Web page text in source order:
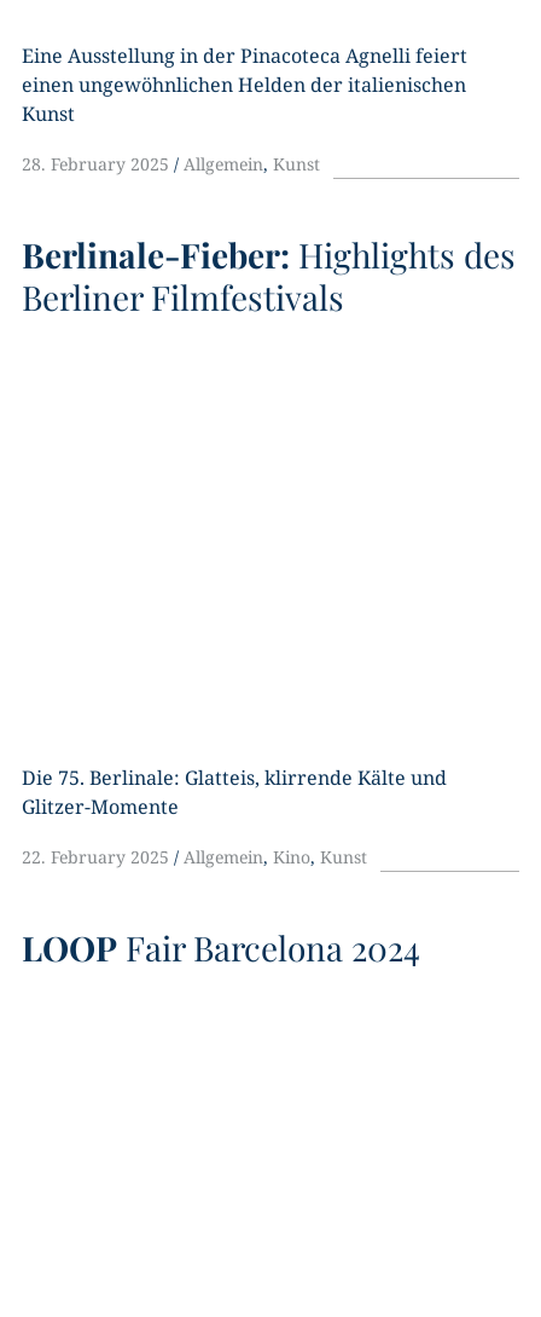
Eine Ausstellung in der Pinacoteca Agnelli feiert
einen ungewöhnlichen Helden der italienischen
Kunst
28. February 2025 Allgemein, Kunst
Berlinale-Fieber: Highlights des
Berliner Filmfestivals
Die 75. Berlinale: Glatteis, klirrende Kälte und
Glitzer-Momente
22. February 2025 Allgemein, Kino, Kunst
LOOP Fair Barcelona 2024